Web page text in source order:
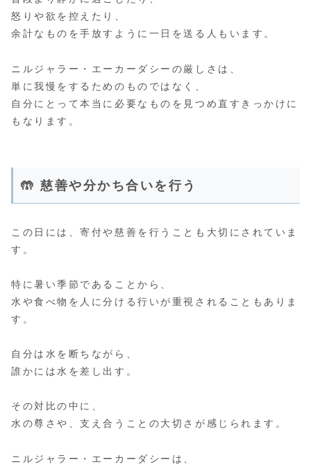
怒りや欲を控えたり、
余計なものを手放すように一日を送る人もいます。
ニルジャラー・エーカーダシーの厳しさは、
単に我慢をするためのものではなく、
自分にとって本当に必要なものを見つめ直すきっかけに
もなります。
🤲 慈善や分かち合いを行う
この日には、寄付や慈善を行うことも大切にされていま
す。
特に暑い季節であることから、
水や食べ物を人に分ける行いが重視されることもありま
す。
自分は水を断ちながら、
誰かには水を差し出す。
その対比の中に、
水の尊さや、支え合うことの大切さが感じられます。
ニルジャラー・エーカーダシーは、